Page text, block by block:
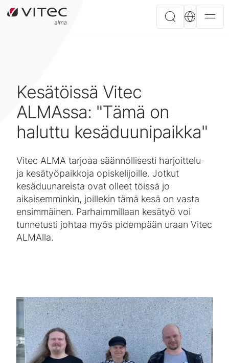
Kesätöissä Vitec
ALMAssa: "Tämä on
haluttu kesäduunipaikka"
Vitec ALMA tarjoaa säännöllisesti harjoittelu-
ja kesätyöpaikkoja opiskelijoille. Jotkut
kesäduunareista ovat olleet töissä jo
aikaisemminkin, joillekin tämä kesä on vasta
ensimmäinen. Parhaimmillaan kesätyö voi
tunnetusti johtaa myös pidempään uraan Vitec
ALMAlla.